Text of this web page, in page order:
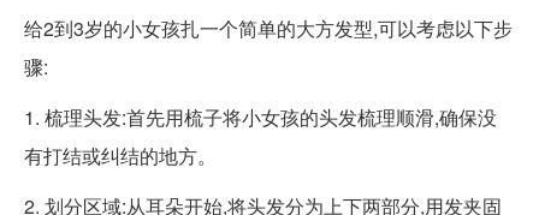
给2到3岁的小女孩扎一个简单的大方发型,可以考虑以下步
骤:
1. 梳理头发:首先用梳子将小女孩的头发梳理顺滑,确保没
有打结或纠结的地方。
2. 划分区域:从耳朵开始,将头发分为上下两部分,用发夹固